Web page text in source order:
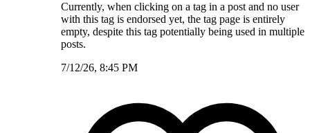
Currently, when clicking on a tag in a post and no user
with this tag is endorsed yet, the tag page is entirely
empty, despite this tag potentially being used in multiple
posts.
7/12/26, 8:45 PM